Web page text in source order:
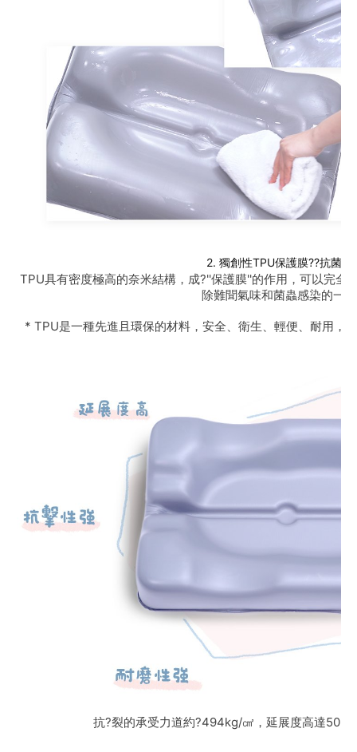
2. 獨創性TPU保護膜??抗菌、
除難聞氣味和菌蟲感染的一
* TPU是一種先進且環保的材料，安全、衛生、輕便、耐用，
抗?裂的承受力道約?494kg/㎠，延展度高達